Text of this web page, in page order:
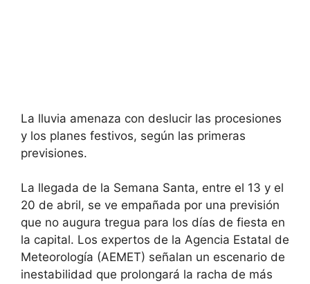
La lluvia amenaza con deslucir las procesiones
y los planes festivos, según las primeras
previsiones.
La llegada de la Semana Santa, entre el 13 y el
20 de abril, se ve empañada por una previsión
que no augura tregua para los días de fiesta en
la capital. Los expertos de la Agencia Estatal de
Meteorología (AEMET) señalan un escenario de
inestabilidad que prolongará la racha de más